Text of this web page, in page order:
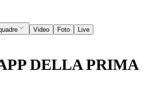
Video Foto
Live
DELLA PRIMA